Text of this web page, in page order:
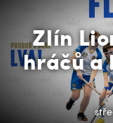
Zlín
hráčů a